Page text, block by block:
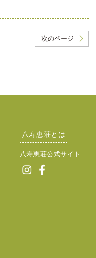
次のページ
八寿恵荘とは
八寿恵荘公式サイト